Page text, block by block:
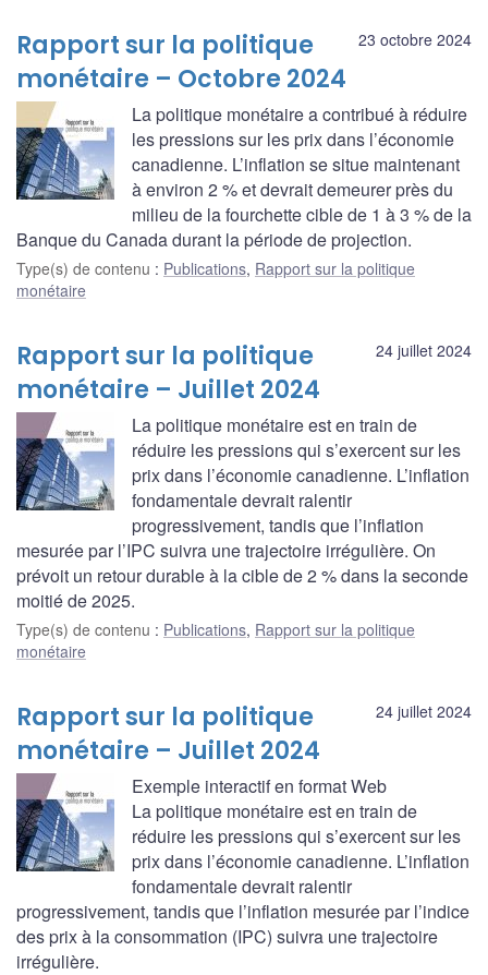
23 octobre 2024
Rapport sur la politique
monétaire – Octobre 2024
La politique monétaire a contribué à réduire
les pressions sur les prix dans l’économie
canadienne. L’inflation se situe maintenant
à environ 2 % et devrait demeurer près du
milieu de la fourchette cible de 1 à 3 % de la
Banque du Canada durant la période de projection.
Type(s) de contenu : Publications, Rapport sur la politique
monétaire
24 juillet 2024
Rapport sur la politique
monétaire – Juillet 2024
La politique monétaire est en train de
réduire les pressions qui s’exercent sur les
prix dans l’économie canadienne. L’inflation
fondamentale devrait ralentir
progressivement, tandis que l’inflation
mesurée par l’IPC suivra une trajectoire irrégulière. On
prévoit un retour durable à la cible de 2 % dans la seconde
moitié de 2025.
Type(s) de contenu : Publications, Rapport sur la politique
monétaire
24 juillet 2024
Rapport sur la politique
monétaire – Juillet 2024
Exemple interactif en format Web
La politique monétaire est en train de
réduire les pressions qui s’exercent sur les
prix dans l’économie canadienne. L’inflation
fondamentale devrait ralentir
progressivement, tandis que l’inflation mesurée par l’indice
des prix à la consommation (IPC) suivra une trajectoire
irrégulière.